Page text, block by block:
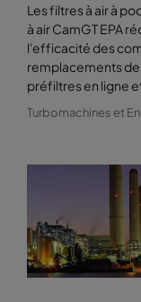
Les filtres à air à
à air CamGT EPA
l'efficacité des
remplacements
préfiltres en ligne
Turbomachines et